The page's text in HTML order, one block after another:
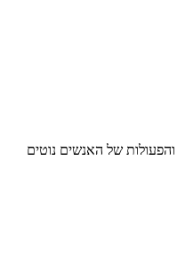
של האנשים נוטים